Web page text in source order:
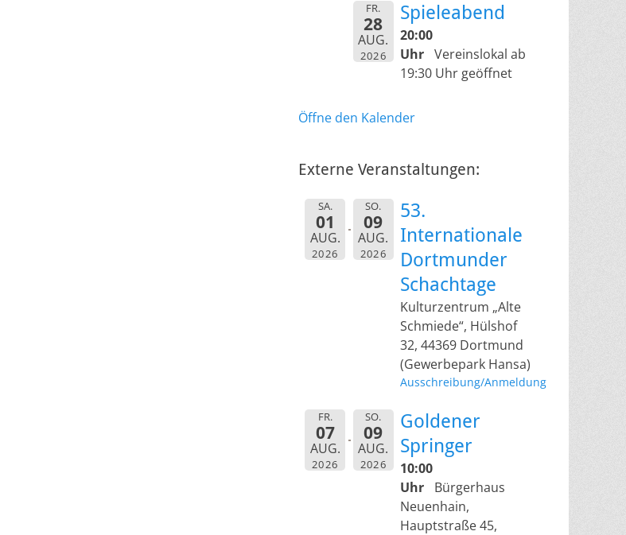
FR.
28
AUG.
2026
Spieleabend
20:00
Uhr Vereinslokal ab
19:30 Uhr geöffnet
Öffne den Kalender
Externe Veranstaltungen:
SA.
01
AUG.
2026
SO.
09
AUG.
2026
53.
Internationale
Dortmunder
Schachtage
Kulturzentrum „Alte
Schmiede“, Hülshof
32, 44369 Dortmund
(Gewerbepark Hansa)
Ausschreibung/Anmeldung
FR.
07
AUG.
2026
SO.
09
AUG.
2026
Goldener
Springer
10:00
Uhr
Bürgerhaus
Neuenhain,
Hauptstraße 45,